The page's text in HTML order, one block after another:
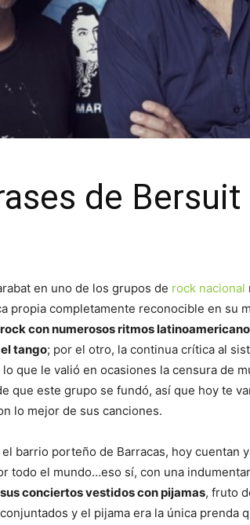
de
en uno de los grupos de rock nacional
propia completamente reconocible en su
con numerosos ritmos
tango; por el otro, la continua crítica al
que le valió en ocasiones la censura de
que este grupo se fundó, así que hoy te
lo mejor de sus canciones.
el barrio porteño de Barracas, hoy cuentan
todo el mundo…eso sí, con una
conciertos vestidos con pijamas, fruto
y el pijama era la única prenda